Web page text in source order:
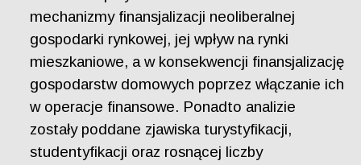
mechanizmy finansjalizacji neoliberalnej
gospodarki rynkowej, jej wpływ na rynki
mieszkaniowe, a w konsekwencji finansjalizację
gospodarstw domowych poprzez włączanie ich
w operacje finansowe. Ponadto analizie
zostały poddane zjawiska turystyfikacji,
studentyfikacji oraz rosnącej liczby